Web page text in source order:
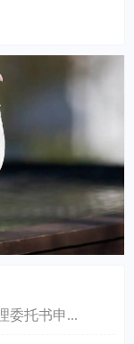
委托书申...